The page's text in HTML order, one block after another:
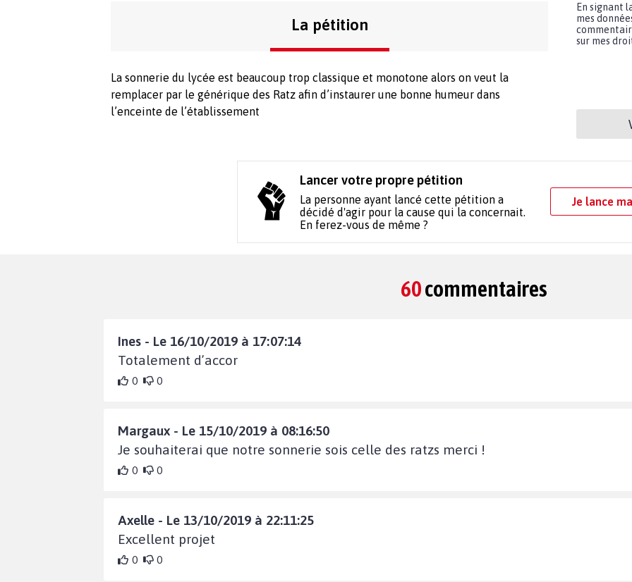
La pétition
La sonnerie du lycée est beaucoup trop classique et monotone alors on veut la
remplacer par le générique des Ratz afin d’instaurer une bonne humeur dans
l’enceinte de l’établissement
En signant
mes
sur mes
Lancer votre propre pétition
La personne ayant lancé cette pétition a
décidé d'agir pour la cause qui la concernait.
En ferez-vous de même ?
Je lance
60commentaires
Ines - Le 16/10/2019 à 17:07:14
Totalement d’accor
0 0
Margaux - Le 15/10/2019 à 08:16:50
Je souhaiterai que notre sonnerie sois celle des ratzs merci !
0 0
Axelle - Le 13/10/2019 à 22:11:25
Excellent projet
0 0